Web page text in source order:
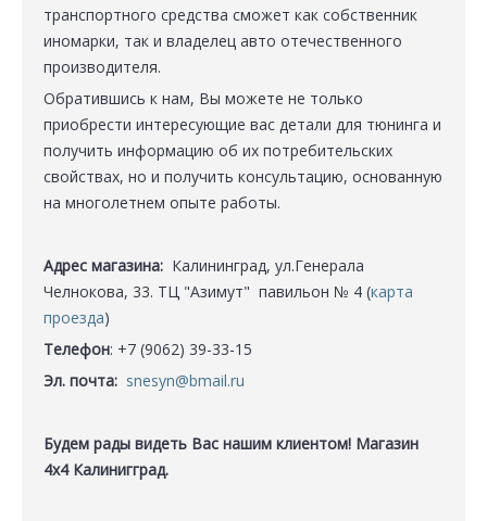
транспортного средства сможет как собственник
иномарки, так и владелец авто отечественного
производителя.
Обратившись к нам, Вы можете не только
приобрести интересующие вас детали для тюнинга и
получить информацию об их потребительских
свойствах, но и получить консультацию, основанную
на многолетнем опыте работы.
Адрес магазина: Калининград, ул.Генерала
Челнокова, 33. ТЦ "Азимут" павильон № 4 (карта
проезда)
Телефон: +7 (9062) 39-33-15
Эл. почта: snesyn@bmail.ru
Будем рады видеть Вас нашим клиентом! Магазин
4x4 Калинигград.